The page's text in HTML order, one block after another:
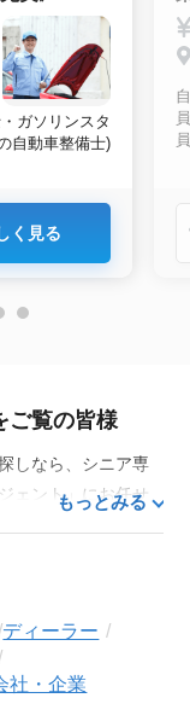
ガソリンスタ
自動車整備士)
く見る
員
ご覧の皆様
しなら、シニア専
ェント」にお任せ
含む
もっとみる
ディーラー
社・企業